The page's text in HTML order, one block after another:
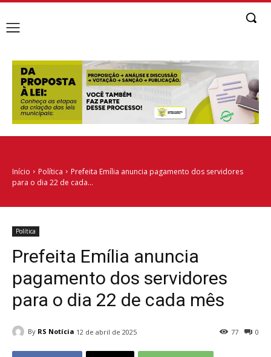
Início Política
Prefeita Emília anuncia pagamento dos servidores
para o dia 22 de cada...
Política
Prefeita Emília anuncia
pagamento dos servidores
para o dia 22 de cada mês
By RS Notícia 12 de abril de 2025 0
77